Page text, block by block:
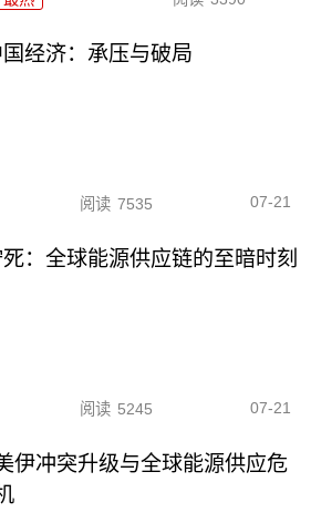
经济：承压与破局
阅读 7535 07-21
：全球能源供应链的至暗时刻
阅读 5245 07-21
伊冲突升级与全球能源供应危